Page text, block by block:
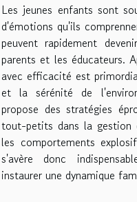
Les jeunes enfants sont
d'émotions qu'ils
peuvent rapidement
parents et les éducateurs.
avec efficacité est
et la sérénité de
propose des stratégies
tout-petits dans la gestion
les comportements
s'avère donc
instaurer une dynamique